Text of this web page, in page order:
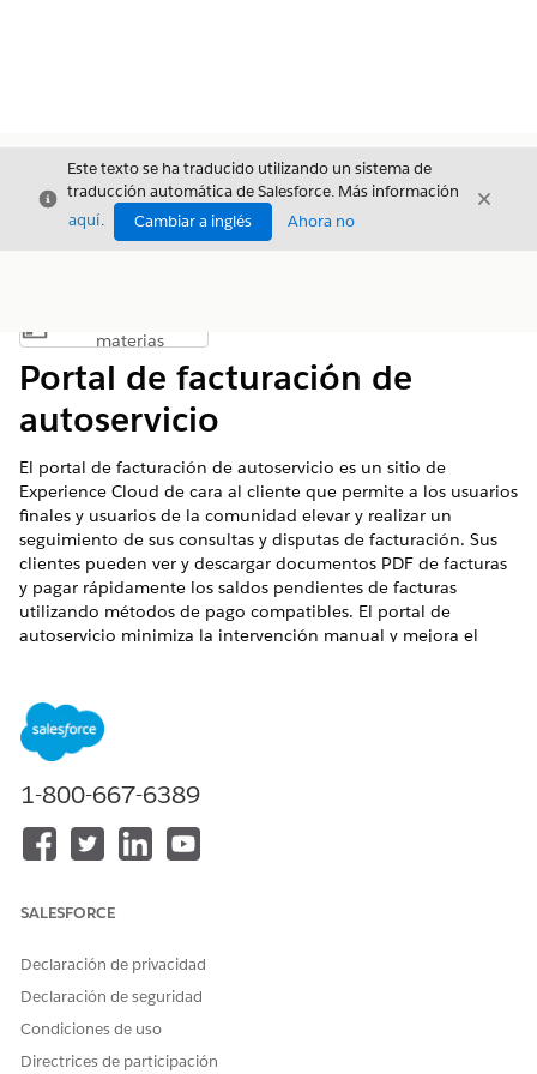
Cerrar
Este texto se ha traducido utilizando un sistema de
traducción automática de Salesforce. Más información
aquí. Cambiar a inglés Ahora no
Cerrar
Mostrar índice de materias
materias
Portal de facturación de
autoservicio
El portal de facturación de autoservicio es un sitio de
Experience Cloud de cara al cliente que permite a los usuarios
finales y usuarios de la comunidad elevar y realizar un
seguimiento de sus consultas y disputas de facturación. Sus
clientes pueden ver y descargar documentos PDF de facturas
y pagar rápidamente los saldos pendientes de facturas
utilizando métodos de pago compatibles. El portal de
autoservicio minimiza la intervención manual y mejora el
Disponible en: Lightning Experience
Disponible en: Ediciones
contacto con su ejecutivo de cuenta de Salesforce para
obtener más información.
Plantear consultas de facturación y conflictos
El portal de facturación de autoservicio sirve como la
pasarela de cara al cliente que transforma procesos de
conflictos manuales basados en teléfono en una
experiencia de autoservicio simplificada y transparente. La
ficha Centro de ayuda proporciona un catálogo de
1-800-667-6389
SALESFORCE
Declaración de privacidad
Declaración de seguridad
Condiciones de uso
Directrices de participación